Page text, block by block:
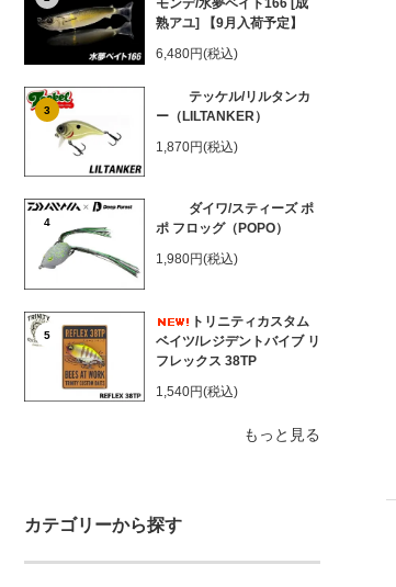
モンデ/水夢ベイト166 [成
熟アユ] 【9月入荷予定】
6,480円(税込)
3
テッケル/リルタンカ
ー（LILTANKER）
1,870円(税込)
4
ダイワ/スティーズ ポ
ポ フロッグ（POPO）
1,980円(税込)
5
トリニティカスタム
ベイツ/レジデントバイブ リ
フレックス 38TP
1,540円(税込)
もっと見る
カテゴリーから探す